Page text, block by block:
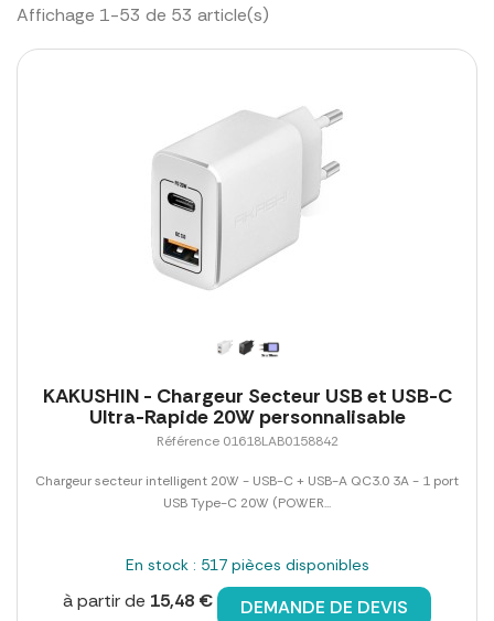
Affichage 1-53 de 53 article(s)
KAKUSHIN - Chargeur Secteur USB et USB-C
Ultra-Rapide 20W personnalisable
Référence 01618LAB0158842
Chargeur secteur intelligent 20W - USB-C + USB-A QC3.0 3A - 1 port
USB Type-C 20W (POWER...
En stock : 517 pièces disponibles
à partir de 15,48 € DEMANDE DE DEVIS